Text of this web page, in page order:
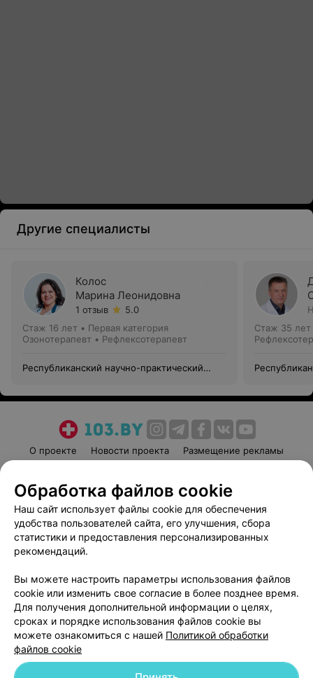
Другие специалисты
Колос
Марина Леонидовна
1 отзыв
5.0
Стаж 16 лет • Первая категория
Озонотерапевт • Рефлексотерапевт
Республиканский научно-практический
Стаж 35 лет
О проекте Новости проекта
Размещение рекламы
Пользовательское соглашение
Способы оплаты
Вакансии
Партнеры
Написать руководителю 103.by
Обработка персональных данных
Обработка файлов cookie
Наш сайт использует файлы cookie для обеспечения
удобства пользователей сайта, его улучшения, сбора
статистики и предоставления персонализированных
рекомендаций.
Вы можете настроить параметры использования файлов
cookie или изменить свое согласие в более позднее время.
Для получения дополнительной информации о целях,
сроках и порядке использования файлов cookie вы
можете ознакомиться с нашей Политикой обработки
файлов cookie